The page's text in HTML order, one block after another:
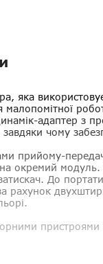
яка
адаптер з
чому
прийому-
окремий
До
рахунок
пристроями